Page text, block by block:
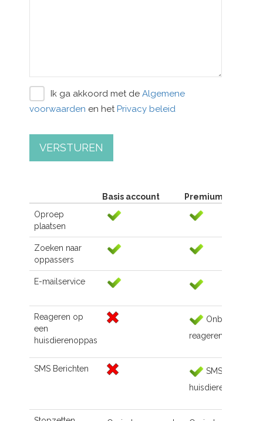
Ik ga akkoord met de Algemene
voorwaarden en het Privacy beleid
VERSTUREN
Basis account
Premium account
Oproep
plaatsen
Zoeken naar
oppassers
E-mailservice
Reageren op
een
huisdierenoppas
Onbeperkt
reageren
SMS Berichten
SMS naar de
huisdierenoppas